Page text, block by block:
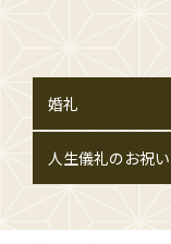
婚礼
人生儀礼のお祝い